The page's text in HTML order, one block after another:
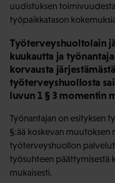
uudistuksen
työpaikkatason
Työterveyshuoltolain
kuukautta ja
korvausta
työterveyshuollosta
luvun 1 § 3 momentin
Työnantajan on esityksen
§:ää koskevan muutoksen
työterveyshuollon
työsuhteen päättymisestä
mukaisesti.